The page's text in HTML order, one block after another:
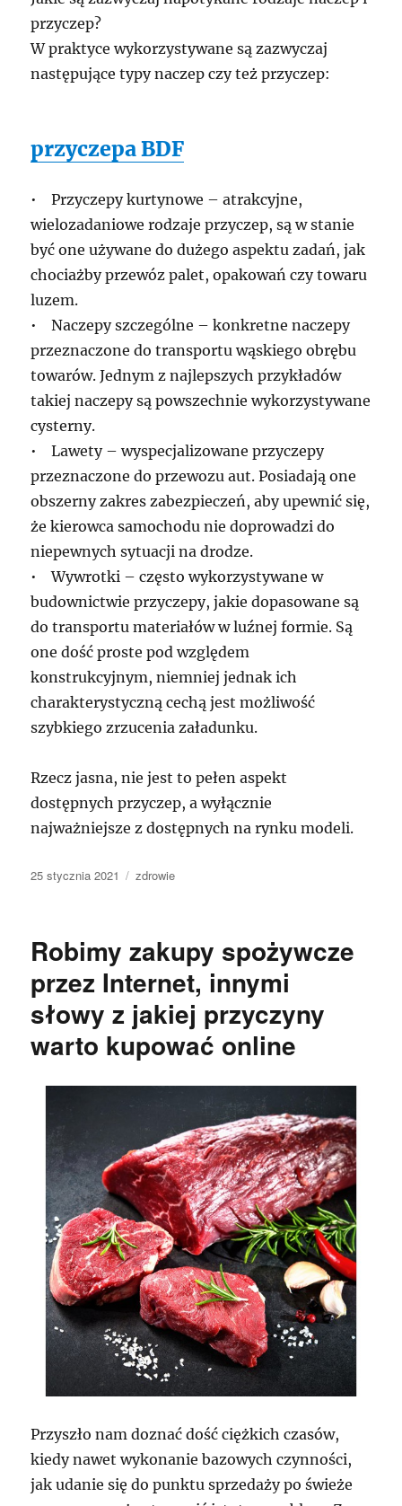
przyczep?
W praktyce wykorzystywane są zazwyczaj
następujące typy naczep czy też przyczep:
przyczepa BDF
• Przyczepy kurtynowe – atrakcyjne,
wielozadaniowe rodzaje przyczep, są w stanie
być one używane do dużego aspektu zadań, jak
chociażby przewóz palet, opakowań czy towaru
luzem.
• Naczepy szczególne – konkretne naczepy
przeznaczone do transportu wąskiego obrębu
towarów. Jednym z najlepszych przykładów
takiej naczepy są powszechnie wykorzystywane
cysterny.
• Lawety – wyspecjalizowane przyczepy
przeznaczone do przewozu aut. Posiadają one
obszerny zakres zabezpieczeń, aby upewnić się,
że kierowca samochodu nie doprowadzi do
niepewnych sytuacji na drodze.
• Wywrotki – często wykorzystywane w
budownictwie przyczepy, jakie dopasowane są
do transportu materiałów w luźnej formie. Są
one dość proste pod względem
konstrukcyjnym, niemniej jednak ich
charakterystyczną cechą jest możliwość
szybkiego zrzucenia załadunku.
Rzecz jasna, nie jest to pełen aspekt
dostępnych przyczep, a wyłącznie
najważniejsze z dostępnych na rynku modeli.
Data
25 stycznia 2021 Kategorie
zdrowie
Robimy zakupy spożywcze
przez Internet, innymi
słowy z jakiej przyczyny
warto kupować online
Przyszło nam doznać dość ciężkich czasów,
kiedy nawet wykonanie bazowych czynności,
jak udanie się do punktu sprzedaży po świeże